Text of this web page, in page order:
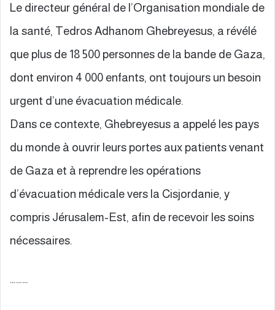
Le directeur général de l’Organisation mondiale de
la santé, Tedros Adhanom Ghebreyesus, a révélé
que plus de 18 500 personnes de la bande de Gaza,
dont environ 4 000 enfants, ont toujours un besoin
urgent d’une évacuation médicale.
Dans ce contexte, Ghebreyesus a appelé les pays
du monde à ouvrir leurs portes aux patients venant
de Gaza et à reprendre les opérations
d’évacuation médicale vers la Cisjordanie, y
compris Jérusalem-Est, afin de recevoir les soins
nécessaires.
………